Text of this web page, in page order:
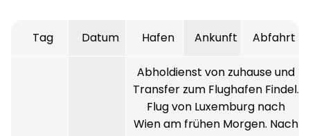
Tag Datum Hafen Ankunft Abfahrt
Abholdienst von zuhause und
Transfer zum Flughafen Findel.
Flug von Luxemburg nach
Wien am frühen Morgen. Nach